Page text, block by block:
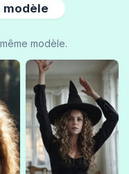
modèle
modèle.